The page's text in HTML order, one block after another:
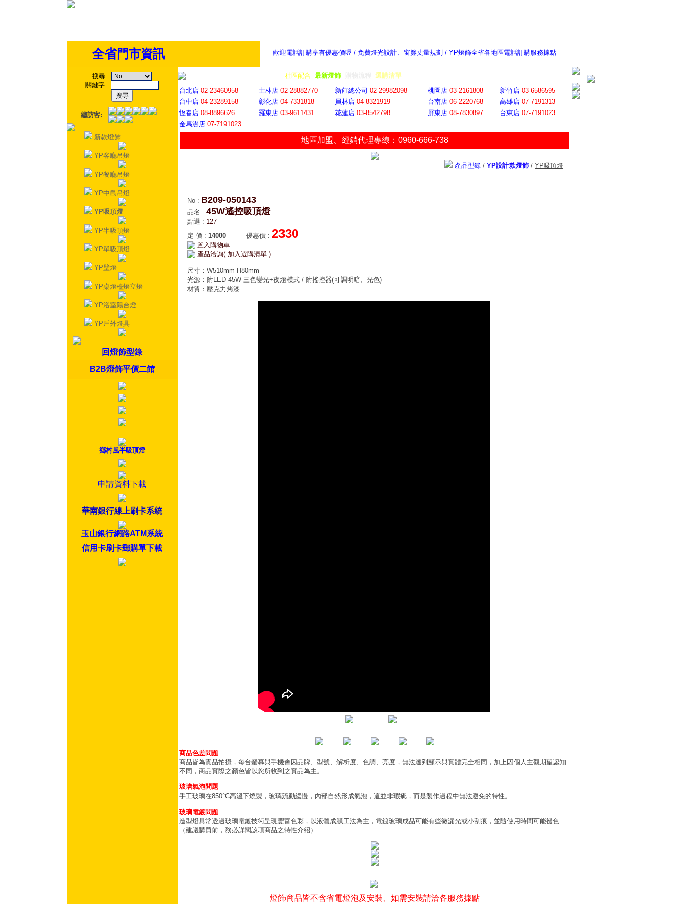
歡迎電話訂購享有優惠價喔 / 免費燈光設計、窗簾丈量規劃 / YP燈飾全省各地區電話訂購服務據點
全省門市資訊
搜尋 :
關鍵字 :
總訪客:
新款燈飾
YP客廳吊燈
YP餐廳吊燈
YP中島吊燈
YP吸頂燈
YP半吸頂燈
YP單吸頂燈
YP壁燈
YP桌燈檯燈立燈
YP浴室陽台燈
YP戶外燈具
回燈飾型錄
B2B燈飾平價二館
鄉村風半吸頂燈
申請資料下載
華南銀行線上刷卡系統
玉山銀行網路ATM系統
信用卡刷卡郵購單下載
社區配合 最新燈飾 選購清單
台北店 02-23460958 士林店 02-28882770 新莊總公司 02-29982098 桃園店 03-2161808 新竹店 03-6586595
台中店 04-23289158 彰化店 04-7331818 員林店 04-8321919 台南店 06-2220768 高雄店 07-7191313
恆春店 08-8896626 羅東店 03-9611431 花蓮店 03-8542798 屏東店 08-7830897 台東店 07-7191023
金馬澎店 07-7191023
地區加盟 經銷代理專線：0960-666-738
產品型錄 / YP設計款燈飾 / YP吸頂燈
No : B209-050143
品名 : 45W遙控吸頂燈
點選 : 127
定 價 : 14000 優惠價 : 2330
置入購物車
產品洽詢( 加入選購清單 )
尺寸：W510mm H80mm
光源：附LED 45W 三色變光+夜燈模式 / 附搖控器(可調明暗、光色)
材質：壓克力烤漆
商品色差問題
商品皆為實品拍攝，每台螢幕與手機會因品牌、型號、解析度、色調、亮度，無法達到顯示與實體完全相同，加上因個人主觀期望認知
不同，商品實際之顏色皆以您所收到之實品為主。
玻璃氣泡問題
手工玻璃在850°C高溫下燒製，玻璃流動緩慢，內部自然形成氣泡，這並非瑕疵，而是製作過程中無法避免的特性。
玻璃電鍍問題
造型燈具常透過玻璃電鍍技術呈現豐富色彩，以液體成膜工法為主，電鍍玻璃成品可能有些微漏光或小刮痕，並隨使用時間可能褪色
（建議購買前，務必詳閱該項商品之特性介紹）
燈飾商品皆不含省電燈泡及安裝、如需安裝請洽各服務據點